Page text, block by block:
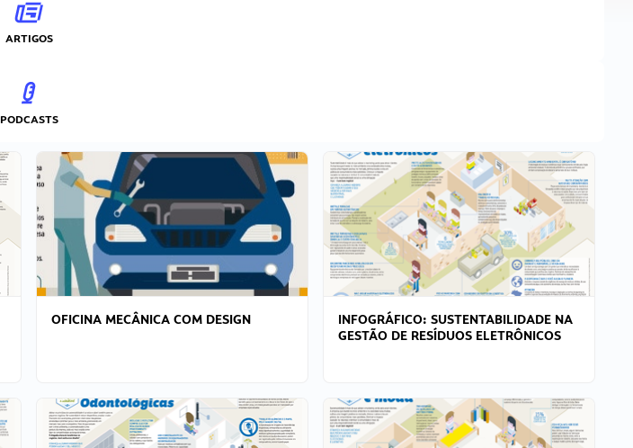
ARTIGOS
PODCASTS
OFICINA MECÂNICA COM DESIGN
INFOGRÁFICO: SUSTENTABILIDADE NA
GESTÃO DE RESÍDUOS ELETRÔNICOS